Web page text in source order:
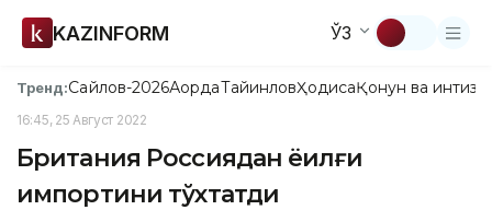
KAZINFORM ЎЗ
Тренд:Сайлов-2026АқордаТайинловҲодисаҚонун ва
16:45, 25 Август 2022
Британия Россиядан ёқилғи
импортини тўхтатди